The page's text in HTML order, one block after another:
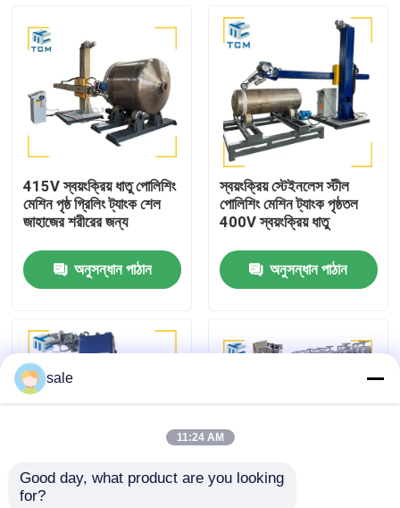
পণ্য
আমাদের সম্বন্ধে
কারখানা পরিদর্শন
গুণমান নিয়ন্ত্রণ
আমাদের সাথে যোগাযোগ করুন
খবর
মামলা
ট্যাংক পোলিশিং মেশিন
415V স্বয়ংক্রিয় ধাতু পোলিশিং
মেশিন পৃষ্ঠ গ্রিলিং ট্যাংক শেল
জাহাজের শরীরের জন্য
অনুসন্ধান পাঠান
স্বয়ংক্রিয় স্টেইনলেস স্টীল
পোলিশিং মেশিন ট্যাংক পৃষ্ঠতল
400V স্বয়ংক্রিয় ধাতু
অনুসন্ধান পাঠান
গ্রাইন্ডিং ট্যাঙ্ক পলিশিং মেশিন
sale
11:24 AM
Good day, what product are you looking
for?